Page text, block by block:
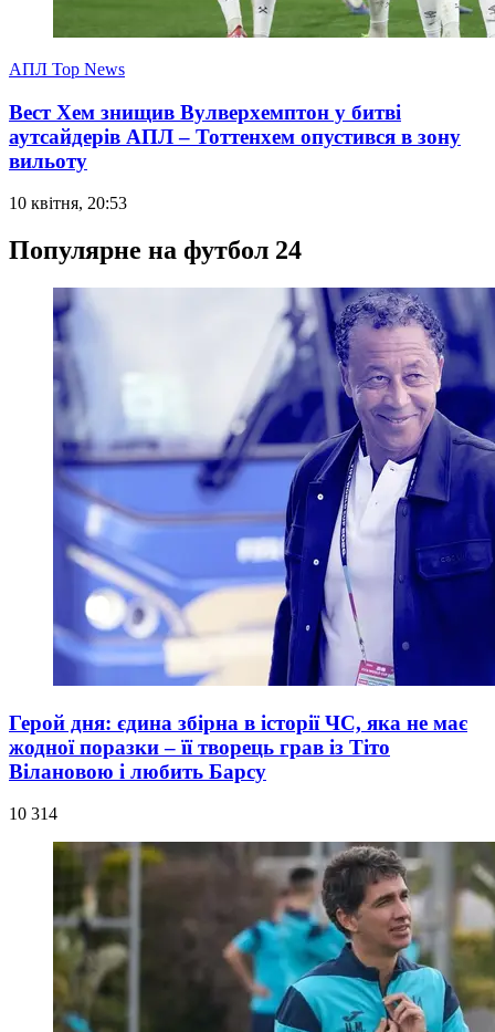
АПЛ Top News
Вест Хем знищив Вулверхемптон у битві
аутсайдерів АПЛ – Тоттенхем опустився в зону
вильоту
10 квітня, 20:53
Популярне на футбол 24
Герой дня: єдина збірна в історії ЧС, яка не має
жодної поразки – її творець грав із Тіто
Вілановою і любить Барсу
10 314